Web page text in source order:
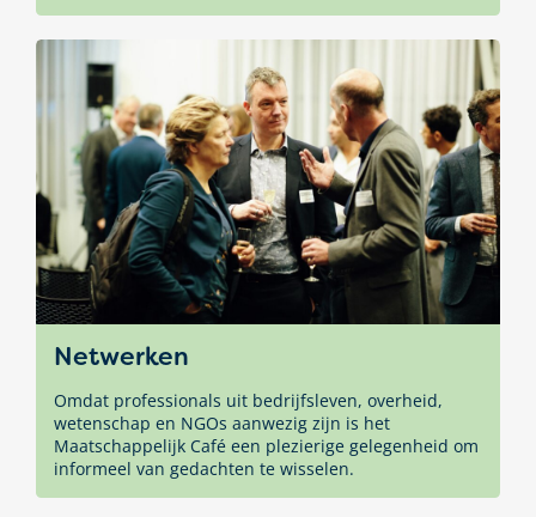
Netwerken
Omdat professionals uit bedrijfsleven, overheid,
wetenschap en NGOs aanwezig zijn is het
Maatschappelijk Café een plezierige gelegenheid om
informeel van gedachten te wisselen.